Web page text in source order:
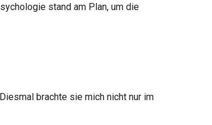
stand am Plan, um die
brachte sie mich nicht nur im